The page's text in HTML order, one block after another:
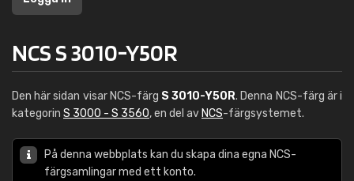
NCS S 3010-Y50R
Den här sidan visar NCS-färg S 3010-Y50R. Denna NCS-färg är i
kategorin S 3000 - S 3560, en del av NCS-färgsystemet.
På denna webbplats kan du skapa dina egna NCS-
färgsamlingar med ett konto.